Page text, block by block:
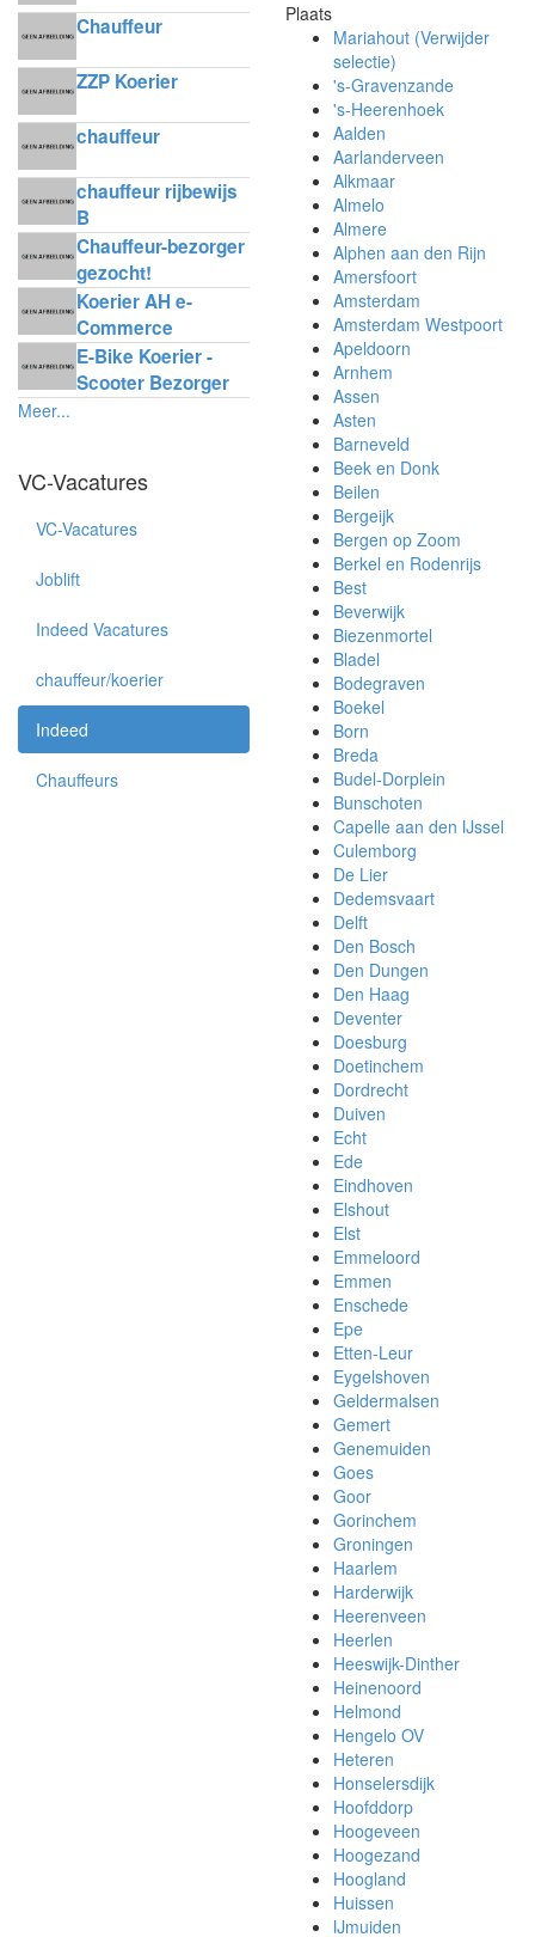
Chauffeur
ZZP Koerier
chauffeur
chauffeur rijbewijs
B
Chauffeur-bezorger
gezocht!
Koerier AH e-
Commerce
Delivery
E-Bike Koerier -
Scooter Bezorger
Meer...
VC-Vacatures
VC-Vacatures
Joblift
Indeed Vacatures
chauffeur/koerier
Indeed
Chauffeurs
Plaats
Mariahout (Verwijder
selectie)
's-Gravenzande
's-Heerenhoek
Aalden
Aarlanderveen
Alkmaar
Almelo
Almere
Alphen aan den Rijn
Amersfoort
Amsterdam
Amsterdam Westpoort
Apeldoorn
Arnhem
Assen
Asten
Barneveld
Beek en Donk
Beilen
Bergeijk
Bergen op Zoom
Berkel en Rodenrijs
Best
Beverwijk
Biezenmortel
Bladel
Bodegraven
Boekel
Born
Breda
Budel-Dorplein
Bunschoten
Capelle aan den IJssel
Culemborg
De Lier
Dedemsvaart
Delft
Den Bosch
Den Dungen
Den Haag
Deventer
Doesburg
Doetinchem
Dordrecht
Duiven
Echt
Ede
Eindhoven
Elshout
Elst
Emmeloord
Emmen
Enschede
Epe
Etten-Leur
Eygelshoven
Geldermalsen
Gemert
Genemuiden
Goes
Goor
Gorinchem
Groningen
Haarlem
Harderwijk
Heerenveen
Heerlen
Heeswijk-Dinther
Heinenoord
Helmond
Hengelo OV
Heteren
Honselersdijk
Hoofddorp
Hoogeveen
Hoogezand
Hoogland
Huissen
IJmuiden